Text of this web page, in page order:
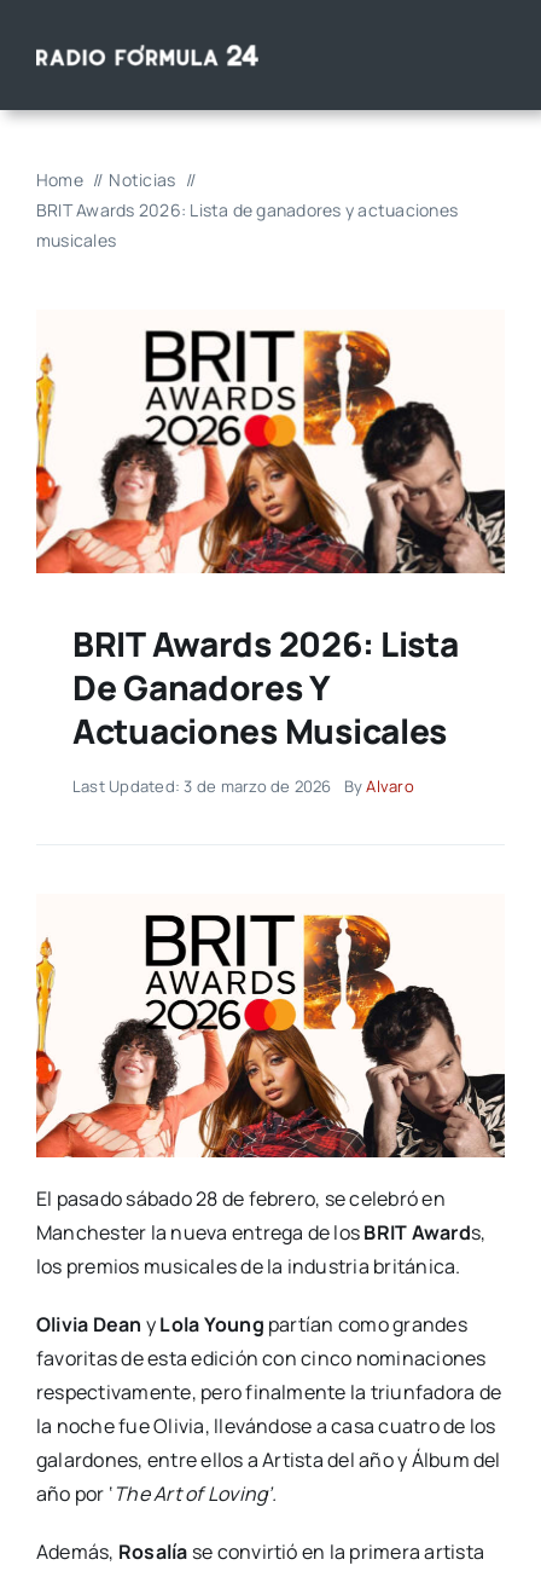
Home
Noticias
BRIT Awards 2026: Lista de ganadores y actuaciones
musicales
BRIT Awards 2026: Lista
De Ganadores Y
Actuaciones Musicales
Last Updated: 3 de marzo de 2026 ByAlvaro
El pasado sábado 28 de febrero, se celebró en
Manchester la nueva entrega de losBRIT Awards,
los premios musicales de la industria británica.
Olivia Dean yLola Young partían como grandes
favoritas de esta edición con cinco nominaciones
respectivamente, pero finalmente la triunfadora de
la noche fue Olivia, llevándose a casa cuatro de los
galardones, entre ellos a Artista del año y Álbum del
año por ‘The Art of Loving’.
Además, Rosalía se convirtió en la primera artista